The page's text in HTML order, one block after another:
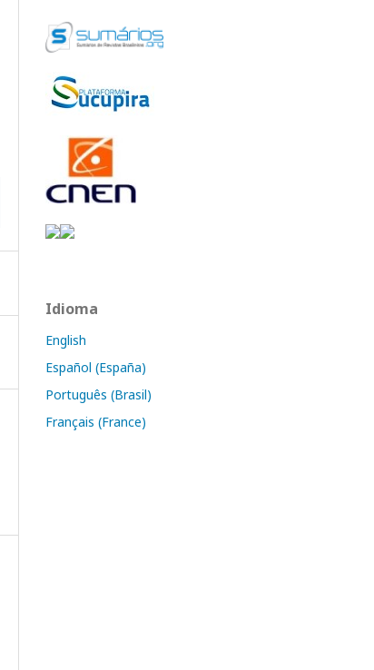
Idioma
English
Español (España)
Português (Brasil)
Français (France)